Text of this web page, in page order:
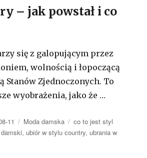
– jak powstał i co
się z galopującym przez
wolnością i łopoczącą
Stanów Zjednoczonych. To
wyobrażenia, jako że …
11 Kategorie
Moda damska Tagi
co to jest styl
, ubiór w stylu country, ubrania w